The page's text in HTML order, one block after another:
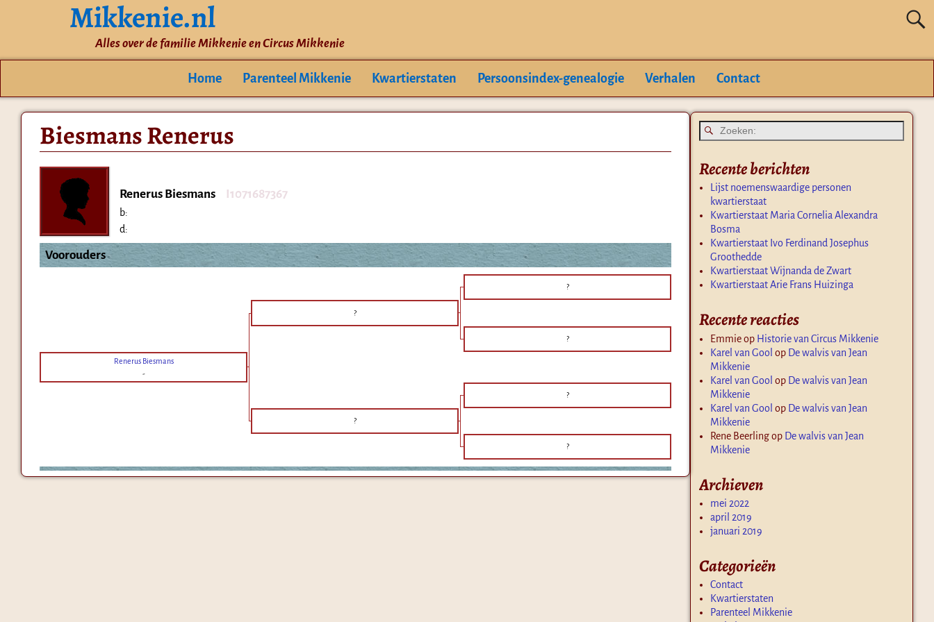
Mikkenie.nl
Alles over de familie Mikkenie en Circus Mikkenie
Home Parenteel Mikkenie Kwartierstaten Persoonsindex-genealogie Verhalen Contact
Biesmans Renerus
Renerus Biesmans I1071687367
b:
d:
Voorouders
?
?
?
Renerus Biesmans
-
?
?
?
Recente berichten
Lijst noemenswaardige personen
kwartierstaat
Kwartierstaat Maria Cornelia Alexandra
Bosma
Kwartierstaat Ivo Ferdinand Josephus
Groothedde
Kwartierstaat Wijnanda de Zwart
Kwartierstaat Arie Frans Huizinga
Recente reacties
Emmieop Historie van Circus Mikkenie
Karel van Gool op De walvis van Jean
Mikkenie
Karel van Gool op De walvis van Jean
Mikkenie
Karel van Gool op De walvis van Jean
Mikkenie
Rene Beerlingop De walvis van Jean
Mikkenie
Archieven
mei 2022
april 2019
januari 2019
Categorieën
Contact
Kwartierstaten
Parenteel Mikkenie